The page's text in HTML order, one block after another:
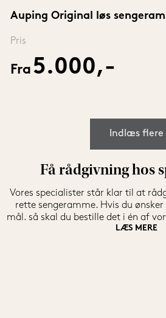
Auping Original løs
Pris
Fra 5.000,-
Indlæs flere
Få rådgivning hos
Vores specialister står klar til at
rette sengeramme. Hvis du
mål, så skal du bestille det i én af
kan nemlig ikke bestilles online.
LÆS MERE